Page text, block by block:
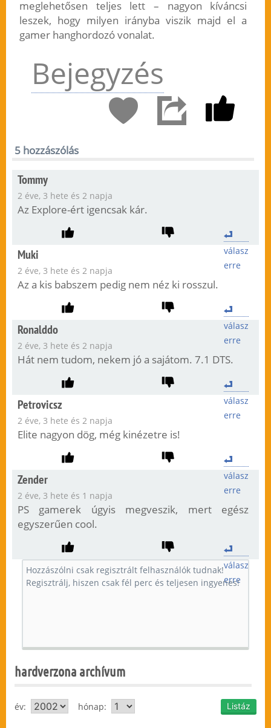
meglehetősen teljes lett – nagyon kíváncsi
leszek, hogy milyen irányba viszik majd el a
gamer hanghordozó vonalat.
Bejegyzés
5 hozzászólás
Tommy
2 éve, 3 hete és 2 napja
Az Explore-ért igencsak kár.
válasz
erre
Muki
2 éve, 3 hete és 2 napja
Az a kis babszem pedig nem néz ki rosszul.
válasz
erre
Ronalddo
2 éve, 3 hete és 2 napja
Hát nem tudom, nekem jó a sajátom. 7.1 DTS.
válasz
erre
Petrovicsz
2 éve, 3 hete és 2 napja
Elite nagyon dög, még kinézetre is!
válasz
erre
Zender
2 éve, 3 hete és 1 napja
PS gamerek úgyis megveszik, mert egész
egyszerűen cool.
válasz
erre
hardverzona archívum
év: hónap: